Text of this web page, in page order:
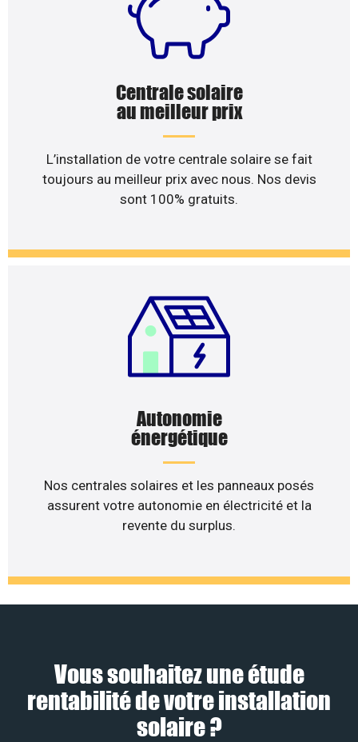
Centrale solaire
au meilleur prix
L’installation de votre centrale solaire se fait
toujours au meilleur prix avec nous. Nos devis
sont 100% gratuits.
Autonomie
énergétique
Nos centrales solaires et les panneaux posés
assurent votre autonomie en électricité et la
revente du surplus.
Vous souhaitez une étude
rentabilité de votre installation
solaire ?